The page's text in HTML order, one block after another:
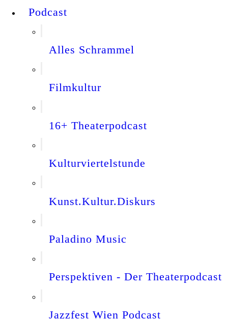
Podcast
Alles Schrammel
Filmkultur
16+ Theaterpodcast
Kulturviertelstunde
Kunst.Kultur.Diskurs
Paladino Music
Perspektiven - Der Theaterpodcast
Jazzfest Wien Podcast